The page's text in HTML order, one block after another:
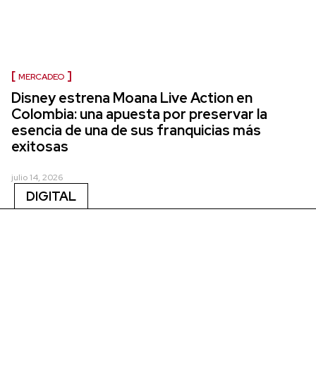
MERCADEO
Disney estrena Moana Live Action en
Colombia: una apuesta por preservar la
esencia de una de sus franquicias más
exitosas
julio 14, 2026
DIGITAL